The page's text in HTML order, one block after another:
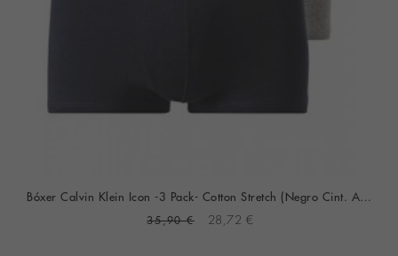
Bóxer Calvin Klein Icon -3 Pack- Cotton Stretch (Negro Cint. Azul, Gris Y Roja)
35,90 € 28,72 €